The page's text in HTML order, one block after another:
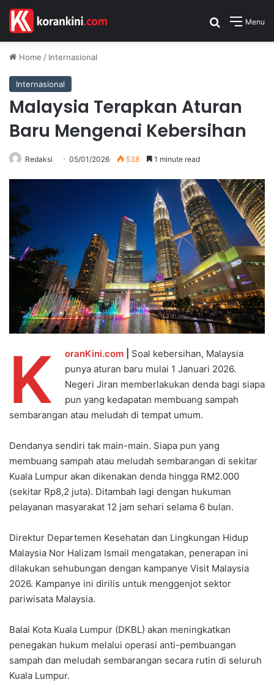
Menu
Search for
Home / Internasional
Internasional
Malaysia Terapkan Aturan
Baru Mengenai Kebersihan
Redaksi 05/01/2026 538 1 minute read
K oranKini.com
Soal kebersihan, Malaysia
punya aturan baru mulai 1 Januari 2026.
Negeri Jiran memberlakukan denda bagi siapa
pun yang kedapatan membuang sampah
sembarangan atau meludah di tempat umum.
Dendanya sendiri tak main-main. Siapa pun yang
membuang sampah atau meludah sembarangan di sekitar
Kuala Lumpur akan dikenakan denda hingga RM2.000
(sekitar Rp8,2 juta). Ditambah lagi dengan hukuman
pelayanan masyarakat 12 jam sehari selama 6 bulan.
Direktur Departemen Kesehatan dan Lingkungan Hidup
Malaysia Nor Halizam Ismail mengatakan, penerapan ini
dilakukan sehubungan dengan kampanye Visit Malaysia
2026. Kampanye ini dirilis untuk menggenjot sektor
pariwisata Malaysia.
Balai Kota Kuala Lumpur (DKBL) akan meningkatkan
penegakan hukum melalui operasi anti-pembuangan
sampah dan meludah sembarangan secara rutin di seluruh
Kuala Lumpur.